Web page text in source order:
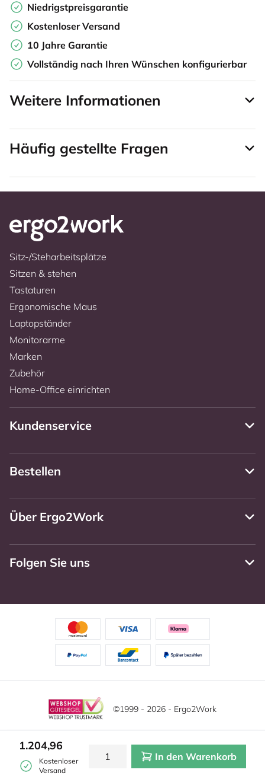
Niedrigstpreisgarantie
Kostenloser Versand
10 Jahre Garantie
Vollständig nach Ihren Wünschen konfigurierbar
1.204,96
Kostenloser
Versand
In den Warenkorb
Weitere Informationen
Häufig gestellte Fragen
Sitz-/Steharbeitsplätze
Sitzen & stehen
Tastaturen
Ergonomische Maus
Laptopständer
Monitorarme
Marken
Zubehör
Home-Office einrichten
Kundenservice
Bestellen
Über Ergo2Work
Folgen Sie uns
©1999 - 2026 - Ergo2Work
Haftungsausschluss
Allgemeine Geschäftsbedingungen
Cookie-Einstellungen
Diese Website verwendet Cookies. Lesen Sie unsere
Datenschutzerklärung für weitere Informationen.Mehr
|Verstecken